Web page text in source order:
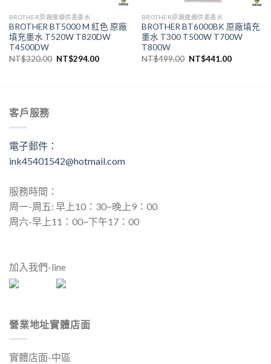
BROTHER原廠連續供墨墨水
BROTHER BT5000 M 紅色 原廠
填充墨水 T520W T820DW
T4500DW
NT$320.00 原
NT$294.00目
BROTHER原廠連續供墨墨水
BROTHER BT6000BK 原廠填充
墨水 T300 T500W T700W
T800W
NT$499.00 原
NT$441.00目
客戶服務
電子郵件：
ink45401542@hotmail.com
服務時間：
周一-周五: 早上10：30~晚上9：00
周六-早上11：00~下午17：00
加入我們-line
營業地址實體店面
實體店面-中區